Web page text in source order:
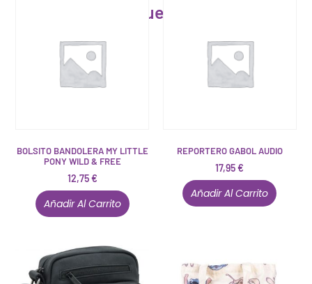
Artículos que pueden interesarte
BOLSITO BANDOLERA MY LITTLE
PONY WILD & FREE
12,75€
Añadir Al Carrito
REPORTERO GABOL AUDIO
17,95€
Añadir Al Carrito